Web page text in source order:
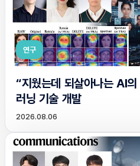
연구
“지웠는데 되살아나는 AI
러닝 기술 개발
2026.08.06